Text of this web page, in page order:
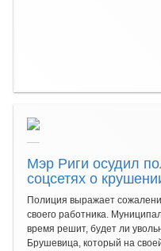
Мэр Риги осудил
соцсетях о
Полиция выражает
своего работника.
время решит, будет ли
Брушевица, который на